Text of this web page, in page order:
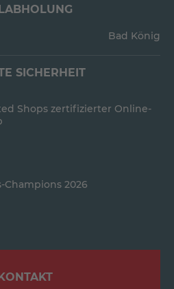
Bad König
SICHERHEIT
Shops zertifizierter Online-
Champions 2026